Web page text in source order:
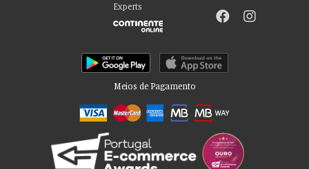
Experts
Meios de Pagamento